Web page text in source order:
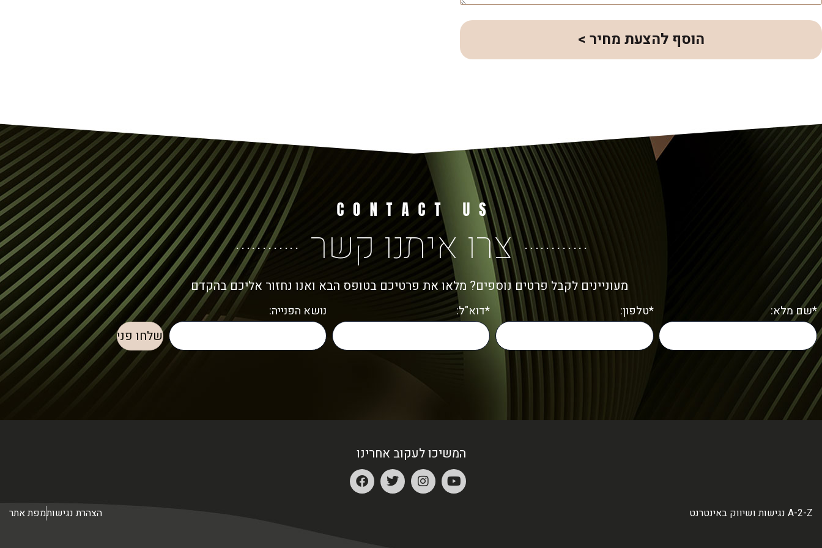
הוסף להצעת מחיר >
צרו איתנו קשר
מעוניינים לקבל פרטים נוספים? מלאו את פרטיכם בטופס הבא ואנו נחזור אליכם בהקדם
*שם מלא: *טלפון: *דוא"ל: נושא הפנייה:
המשיכו לעקוב אחרינו
A-2-Z נגישות ושיווק באינטרנט הצהרת נגישותמפת אתר